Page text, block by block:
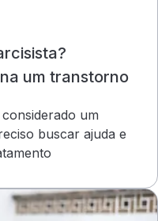
um transtorno
um
buscar ajuda e